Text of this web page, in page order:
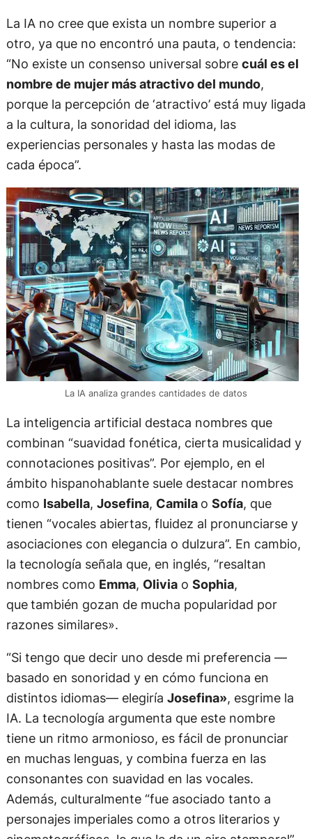
La IA no cree que exista un nombre superior a
otro, ya que no encontró una pauta, o tendencia:
“No existe un consenso universal sobre cuál es el
nombre de mujer más atractivo del mundo,
porque la percepción de ‘atractivo’ está muy ligada
a la cultura, la sonoridad del idioma, las
experiencias personales y hasta las modas de
cada época”.
La IA analiza grandes cantidades de datos
La inteligencia artificial destaca nombres que
combinan “suavidad fonética, cierta musicalidad y
connotaciones positivas”. Por ejemplo, en el
ámbito hispanohablante suele destacar nombres
como Isabella, Josefina, Camila o Sofía, que
tienen “vocales abiertas, fluidez al pronunciarse y
asociaciones con elegancia o dulzura”. En cambio,
la tecnología señala que, en inglés, “resaltan
nombres como Emma, Oliviao Sophia,
quetambién gozan de mucha popularidad por
razones similares».
“Si tengo que decir uno desde mi preferencia —
basado en sonoridad y en cómo funciona en
distintos idiomas— elegiría Josefina», esgrime la
IA. La tecnología argumenta que este nombre
tiene un ritmo armonioso, es fácil de pronunciar
en muchas lenguas, y combina fuerza en las
consonantes con suavidad en las vocales.
Además, culturalmente “fue asociado tanto a
personajes imperiales como a otros literarios y